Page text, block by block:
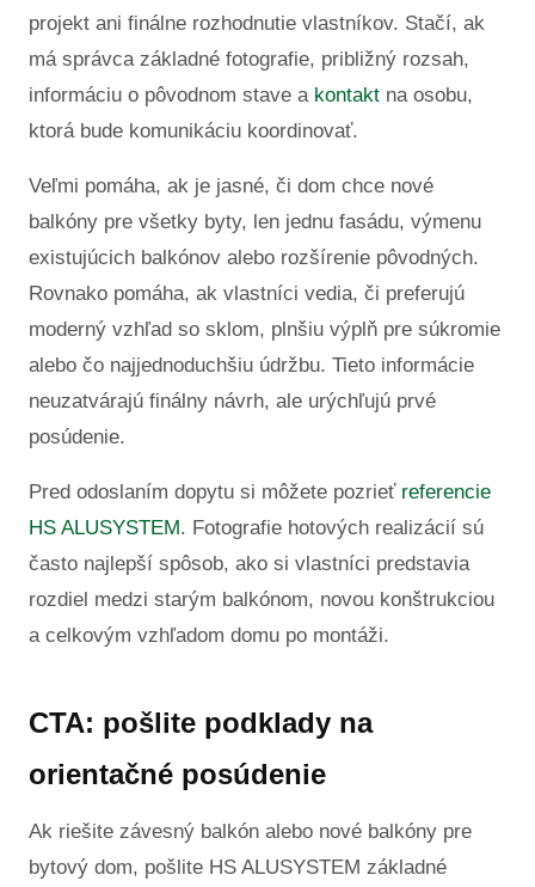
projekt ani finálne rozhodnutie vlastníkov. Stačí, ak
má správca základné fotografie, približný rozsah,
informáciu o pôvodnom stave a kontakt na osobu,
ktorá bude komunikáciu koordinovať.
Veľmi pomáha, ak je jasné, či dom chce nové
balkóny pre všetky byty, len jednu fasádu, výmenu
existujúcich balkónov alebo rozšírenie pôvodných.
Rovnako pomáha, ak vlastníci vedia, či preferujú
moderný vzhľad so sklom, plnšiu výplň pre súkromie
alebo čo najjednoduchšiu údržbu. Tieto informácie
neuzatvárajú finálny návrh, ale urýchľujú prvé
posúdenie.
Pred odoslaním dopytu si môžete pozrieť referencie
HS ALUSYSTEM. Fotografie hotových realizácií sú
často najlepší spôsob, ako si vlastníci predstavia
rozdiel medzi starým balkónom, novou konštrukciou
a celkovým vzhľadom domu po montáži.
CTA: pošlite podklady na
orientačné posúdenie
Ak riešite závesný balkón alebo nové balkóny pre
bytový dom, pošlite HS ALUSYSTEM základné